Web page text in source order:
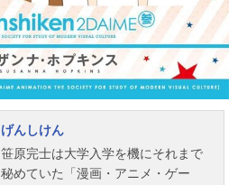
ップアウト製作委員会主題歌OP：
「ガヴリールドロップキック」ガヴ
リール（富田美憂）、ヴィーネ（大
西沙織）、サターニャ（大空直
美）、ラフィエル（花澤香菜）ED：
「ハレルヤ☆エッサイム」ガヴリー
ル（富田美憂）、ヴィーネ（大...
げんしけん
笹原完士は大学入学を機にそれまで
秘めていた「漫画・アニメ・ゲー